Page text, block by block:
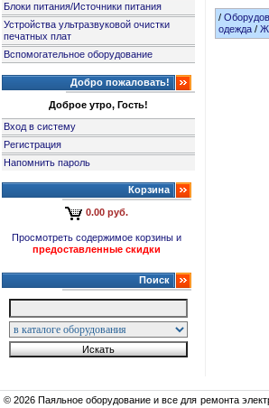
Блоки питания/Источники питания
Устройства ультразвуковой очистки
печатных плат
Вспомогательное оборудование
Добро пожаловать!
Доброе утро, Гость!
Вход в систему
Регистрация
Напомнить пароль
Корзина
0.00 руб.
Просмотреть содержимое корзины и
предоставленные скидки
Поиск
/
одежда/
© 2026 Паяльное оборудование и все для ремонта